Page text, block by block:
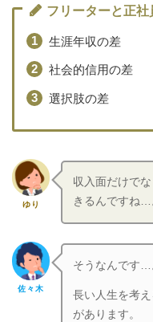
フリーターと正社
生涯年収の差
社会的信用の差
選択肢の差
ゆり
収入面だけで
きるんですね…
佐々木
そうなんです…
長い人生を考
があります。